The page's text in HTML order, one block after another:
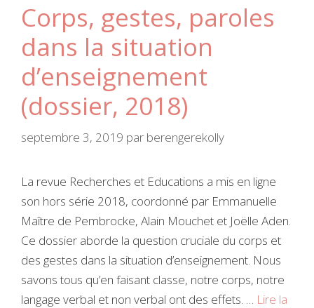
Corps, gestes, paroles
dans la situation
d’enseignement
(dossier, 2018)
septembre 3, 2019 par berengerekolly
La revue Recherches et Educations a mis en ligne
son hors série 2018, coordonné par Emmanuelle
Maître de Pembrocke, Alain Mouchet et Joëlle Aden.
Ce dossier aborde la question cruciale du corps et
des gestes dans la situation d’enseignement. Nous
savons tous qu’en faisant classe, notre corps, notre
langage verbal et non verbal ont des effets. … Lire la